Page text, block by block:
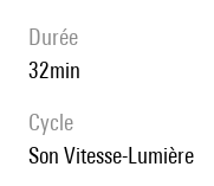
durée
32min
Cycle
Son Vitesse-Lumière